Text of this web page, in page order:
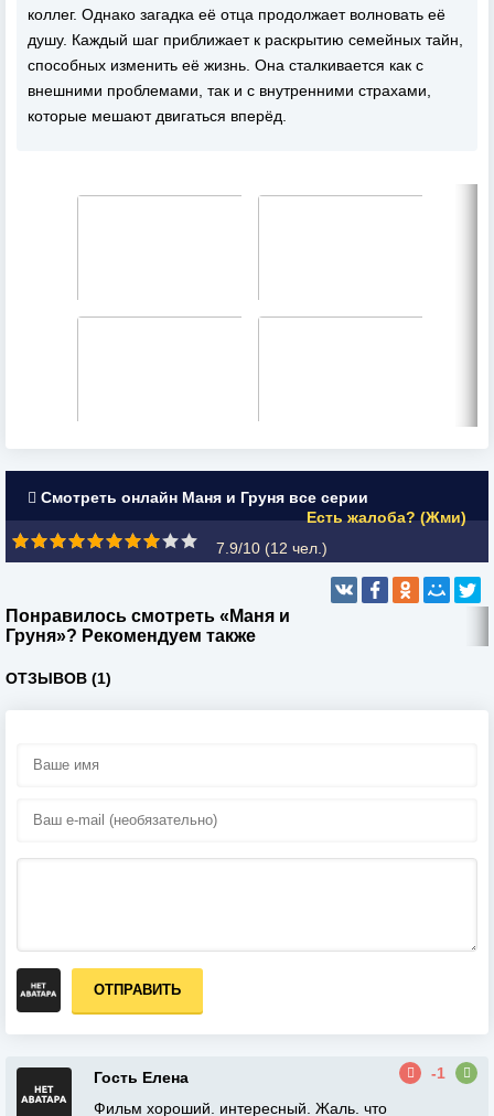
коллег. Однако загадка её отца продолжает волновать её
душу. Каждый шаг приближает к раскрытию семейных тайн,
способных изменить её жизнь. Она сталкивается как с
внешними проблемами, так и с внутренними страхами,
которые мешают двигаться вперёд.
Смотреть онлайн Маня и Груня все серии
Есть жалоба? (Жми)
7.9/10 (12 чел.)
Понравилось смотреть «Маня и
Груня»? Рекомендуем также
ОТЗЫВОВ (1)
ОТПРАВИТЬ
Гость Елена
-1
Фильм хороший. интересный. Жаль. что